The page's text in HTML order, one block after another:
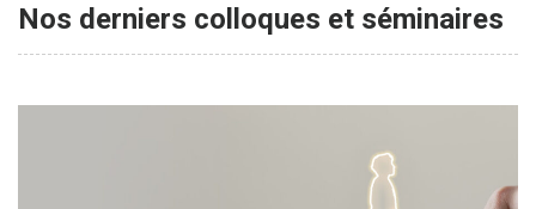
Nos derniers colloques et séminaires